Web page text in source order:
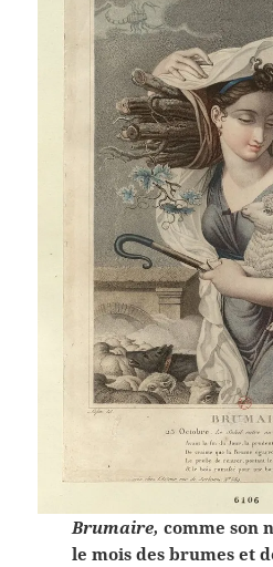
Brumaire, comme son
le mois des brumes et